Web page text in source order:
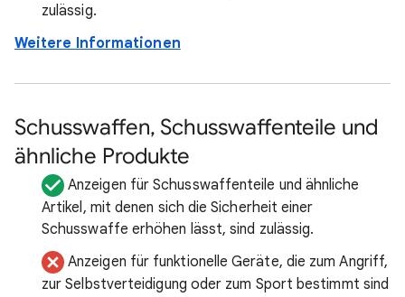
zulässig.
Weitere Informationen
Schusswaffen, Schusswaffenteile und
ähnliche Produkte
Anzeigen für Schusswaffenteile und ähnliche
Artikel, mit denen sich die Sicherheit einer
Schusswaffe erhöhen lässt, sind zulässig.
Anzeigen für funktionelle Geräte, die zum Angriff,
zur Selbstverteidigung oder zum Sport bestimmt sind